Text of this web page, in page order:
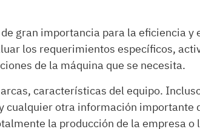
gran importancia para la eficiencia y
los requerimientos específicos,
de la máquina que se necesita.
características del equipo.
cualquier otra información importante
la producción de la empresa o